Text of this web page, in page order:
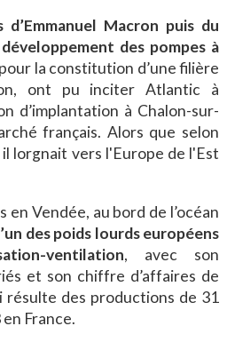
Macron puis du
des pompes à
la constitution d’une filière
ont pu inciter Atlantic à
d’implantation à Chalon-sur-
français. Alors que selon
lorgnait vers l'Europe de l'Est
en Vendée, au bord de l’océan
des poids lourds européens
ventilation, avec son
et son chiffre d’affaires de
résulte des productions de 31
France.